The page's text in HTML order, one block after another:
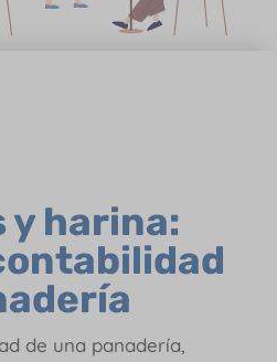
y harina:
de una panadería,